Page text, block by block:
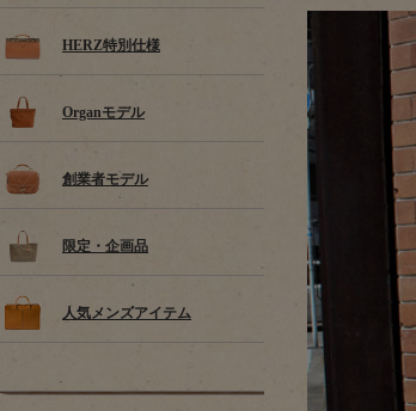
HERZ特別仕様
Organモデル
創業者モデル
限定・企画品
人気メンズアイテム